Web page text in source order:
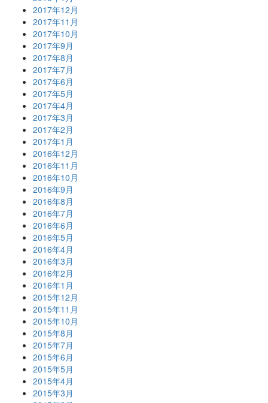
2017年12月
2017年11月
2017年10月
2017年9月
2017年8月
2017年7月
2017年6月
2017年5月
2017年4月
2017年3月
2017年2月
2017年1月
2016年12月
2016年11月
2016年10月
2016年9月
2016年8月
2016年7月
2016年6月
2016年5月
2016年4月
2016年3月
2016年2月
2016年1月
2015年12月
2015年11月
2015年10月
2015年8月
2015年7月
2015年6月
2015年5月
2015年4月
2015年3月